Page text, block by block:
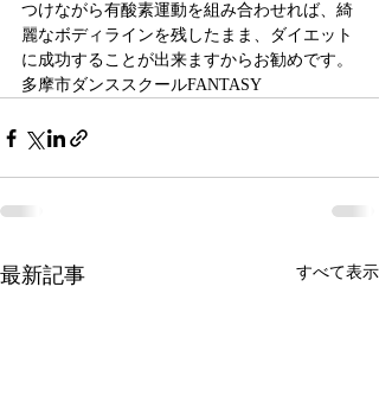
つけながら有酸素運動を組み合わせれば、綺
麗なボディラインを残したまま、ダイエット
に成功することが出来ますからお勧めです。
多摩市ダンススクールFANTASY
最新記事 すべて表示